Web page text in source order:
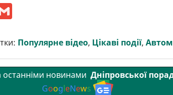
l Популярне відео, Цікаві події,
останніми новинами Дніпровської
GoogleNews